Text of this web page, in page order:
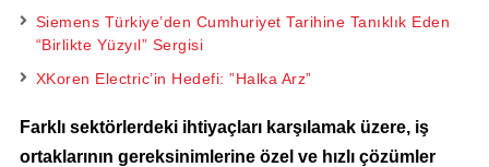
Siemens Türkiye’den Cumhuriyet Tarihine Tanıklık Eden
“Birlikte Yüzyıl” Sergisi
XKoren Electric’in Hedefi: ”Halka Arz”
Farklı sektörlerdeki ihtiyaçları karşılamak üzere, iş
ortaklarının gereksinimlerine özel ve hızlı çözümler